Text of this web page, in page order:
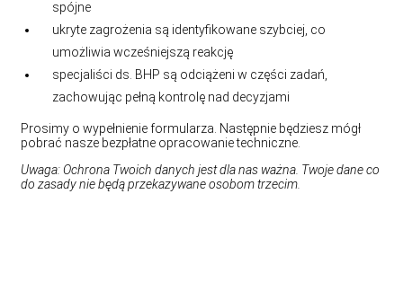
spójne
ukryte zagrożenia są identyfikowane szybciej, co
umożliwia wcześniejszą reakcję
specjaliści ds. BHP są odciążeni w części zadań,
zachowując pełną kontrolę nad decyzjami
Prosimy o wypełnienie formularza. Następnie będziesz mógł
pobrać nasze bezpłatne opracowanie techniczne.
Uwaga: Ochrona Twoich danych jest dla nas ważna. Twoje dane co
do zasady nie będą przekazywane osobom trzecim.